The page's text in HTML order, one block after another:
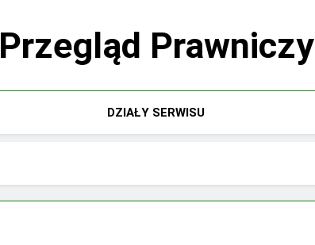
Przegląd Prawniczy
DZIAŁY SERWISU